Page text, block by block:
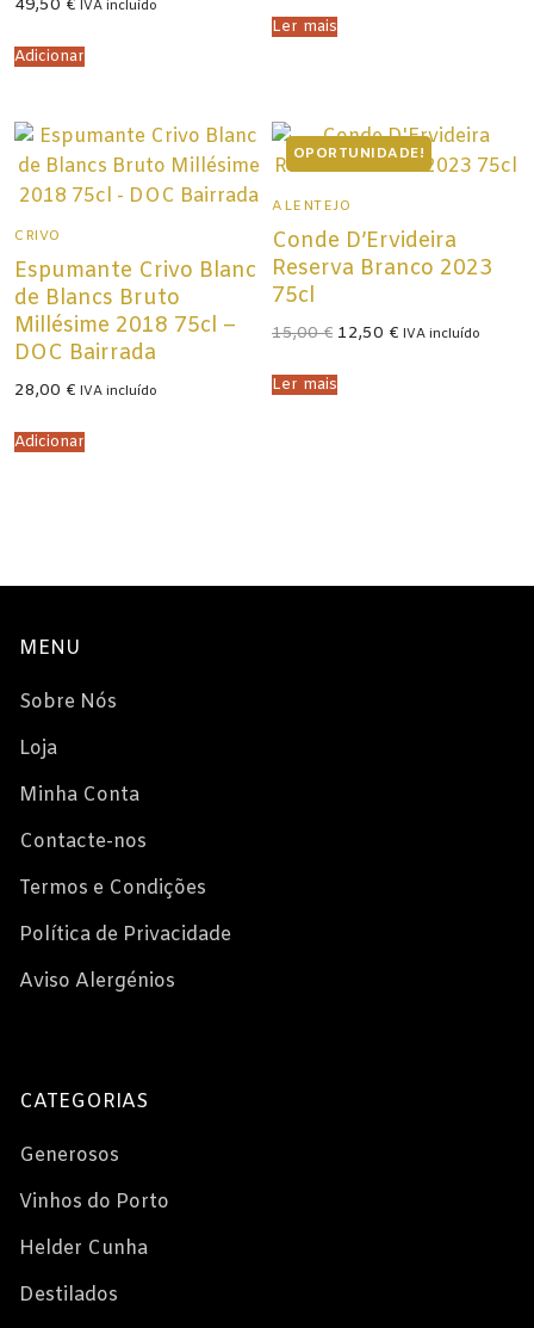
49,50 € IVA incluído
Adicionar
era:
15,00 €.
Ler mais
CRIVO
Espumante Crivo Blanc
de Blancs Bruto
Millésime 2018 75cl –
DOC Bairrada
28,00 € IVA incluído
Adicionar
OPORTUNIDADE!
ALENTEJO
Conde D’Ervideira
Reserva Branco 2023
75cl
15,00€ O
preço
era:
15,00 €.
12,50 €OIVA incluído
Ler mais
MENU
Sobre Nós
Loja
Minha Conta
Contacte-nos
Termos e Condições
Política de Privacidade
Aviso Alergénios
CATEGORIAS
Generosos
Vinhos do Porto
Helder Cunha
Destilados